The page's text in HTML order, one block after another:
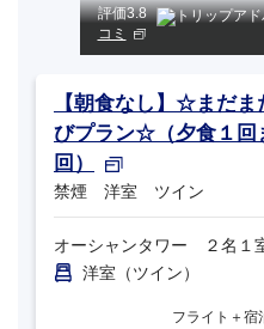
評価3.8
コミ
【朝食なし】☆まだ
びプラン☆（夕食１回
回）
禁煙 洋室 ツイン
オーシャンタワー ２名１
洋室（ツイン）
フライト＋宿